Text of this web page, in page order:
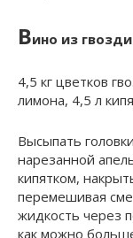
Вино из
4,5 кг цветков
лимона, 4,5 л
Высыпать
нарезанной
кипятком,
перемешивая
жидкость через
как можно